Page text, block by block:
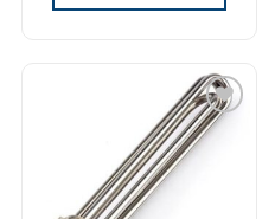
Add to
Wishlist